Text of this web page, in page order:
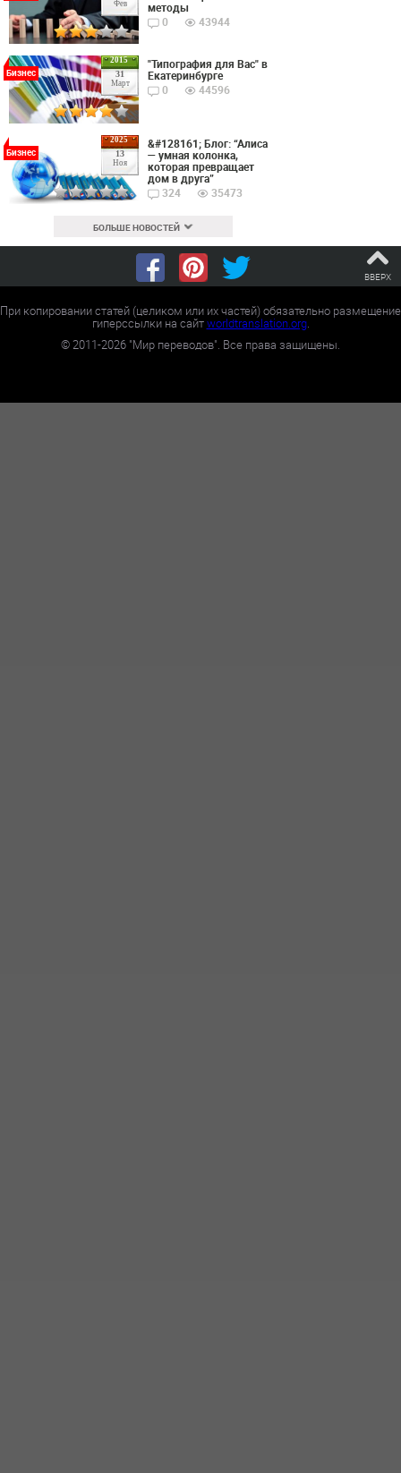
Фев
методы
0
43944
2015
31
Март
Бизнес
"Типография для Вас" в
Екатеринбурге
0
44596
2025
13
Ноя
Бизнес
&#128161; Блог: “Алиса
— умная колонка,
которая превращает
дом в друга”
324
35473
БОЛЬШЕ НОВОСТЕЙ
ВВЕРХ
При копировании статей (целиком или их частей) обязательно размещение
гиперссылки на сайтworldtranslation.org.
©2011-2026 "Мир переводов". Все права защищены.